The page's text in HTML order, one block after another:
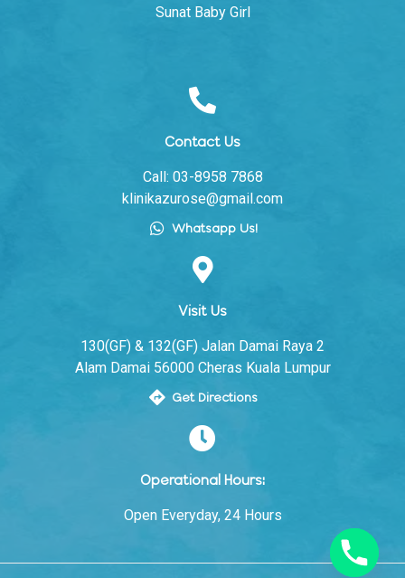
Sunat Baby Girl
Contact Us
Call: 03-8958 7868
klinikazurose@gmail.com
Whatsapp Us!
Visit Us
130(GF) & 132(GF) Jalan Damai Raya 2
Alam Damai 56000 Cheras Kuala Lumpur
Get Directions
Operational Hours:
Open Everyday, 24 Hours